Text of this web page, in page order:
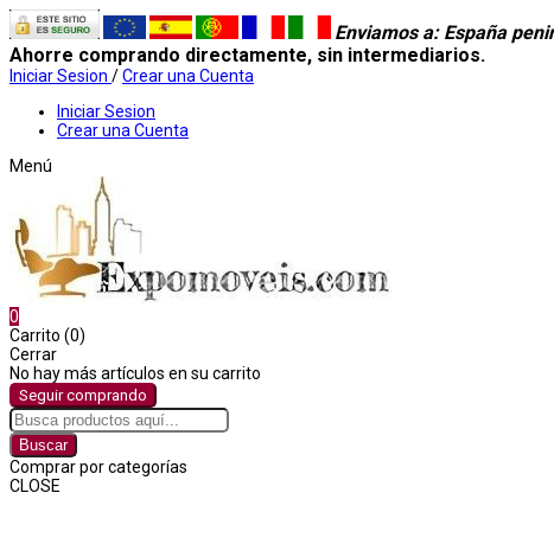
Enviamos a: España
Ahorre comprando directamente, sin intermediarios.
Iniciar Sesion /Crear una Cuenta
Iniciar Sesion
Crear una Cuenta
Menú
0
Carrito (0)
Cerrar
No hay más artículos en su carrito
Seguir comprando
Buscar
Comprar por categorías
CLOSE